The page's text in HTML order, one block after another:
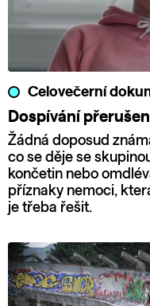
Celovečerní
Dospívání
Žádná doposud
co se děje se
končetin nebo
příznaky nemoci,
je třeba řešit.